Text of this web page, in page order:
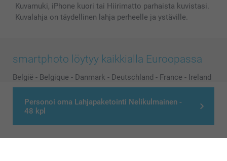
Personoi oma Lahjapaketointi Nelikulmainen -
48 kpl
Kuvamuki, iPhone kuori tai Hiirimatto parhaista kuvistasi.
Kuvalahja on täydellinen lahja perheelle ja ystäville.
smartphoto löytyy kaikkialla Euroopassa
België - Belgique - Danmark - Deutschland - France - Ireland
- Nederland - Norge - Österreich - Schweiz - Suisse -
Switzerland - Suomi - Sverige - United Kingdom -
Other Countries